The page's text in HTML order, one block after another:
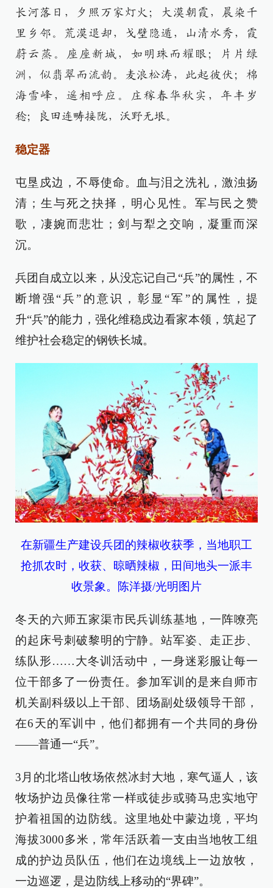
长河落日，夕照万家灯火；大漠朝霞，晨染千
里乡邻。荒漠退却，戈壁隐遁，山清水秀，霞
蔚云蒸。座座新城，如明珠而耀眼；片片绿
洲，似翡翠而流韵。麦浪松涛，此起彼伏；棉
海雪峰，遥相呼应。庄稼春华秋实，年丰岁
稔；良田连畴接陇，沃野无垠。
稳定器
屯垦戍边，不辱使命。血与泪之洗礼，激浊扬
清；生与死之抉择，明心见性。军与民之赞
歌，凄婉而悲壮；剑与犁之交响，凝重而深
沉。
兵团自成立以来，从没忘记自己“兵”的属性，不
断增强“兵”的意识，彰显“军”的属性，提
升“兵”的能力，强化维稳戍边看家本领，筑起了
维护社会稳定的钢铁长城。
在新疆生产建设兵团的辣椒收获季，当地职工
抢抓农时，收获、晾晒辣椒，田间地头一派丰
收景象。陈洋摄/光明图片
冬天的六师五家渠市民兵训练基地，一阵嘹亮
的起床号刺破黎明的宁静。站军姿、走正步、
练队形……大冬训活动中，一身迷彩服让每一
位干部多了一份责任。参加军训的是来自师市
机关副科级以上干部、团场副处级领导干部，
在6天的军训中，他们都拥有一个共同的身份
——普通一“兵”。
3月的北塔山牧场依然冰封大地，寒气逼人，该
牧场护边员像往常一样或徒步或骑马忠实地守
护着祖国的边防线。这里地处中蒙边境，平均
海拔3000多米，常年活跃着一支由当地牧工组
成的护边员队伍，他们在边境线上一边放牧，
一边巡逻，是边防线上移动的“界碑”。